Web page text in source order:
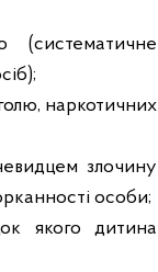
(систематичне
наркотичних
злочину
особи;
якого дитина